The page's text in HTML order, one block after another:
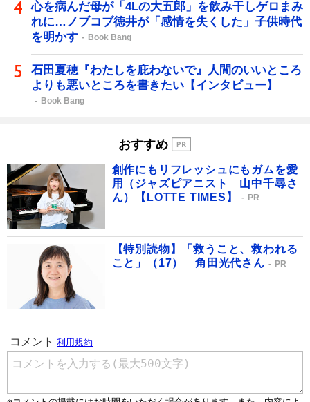
心を病んだ母が「4Lの大五郎」を飲み干しゲロまみ
れに…ノブコブ徳井が「感情を失くした」子供時代
を明かす
Book Bang
石田夏穂『わたしを庇わないで』人間のいいところ
よりも悪いところを書きたい【インタビュー】
Book Bang
おすすめ
創作にもリフレッシュにもガムを愛
用（ジャズピアニスト 山中千尋さ
ん）【LOTTE TIMES】
PR
【特別読物】「救うこと、救われる
こと」（17） 角田光代さん
PR